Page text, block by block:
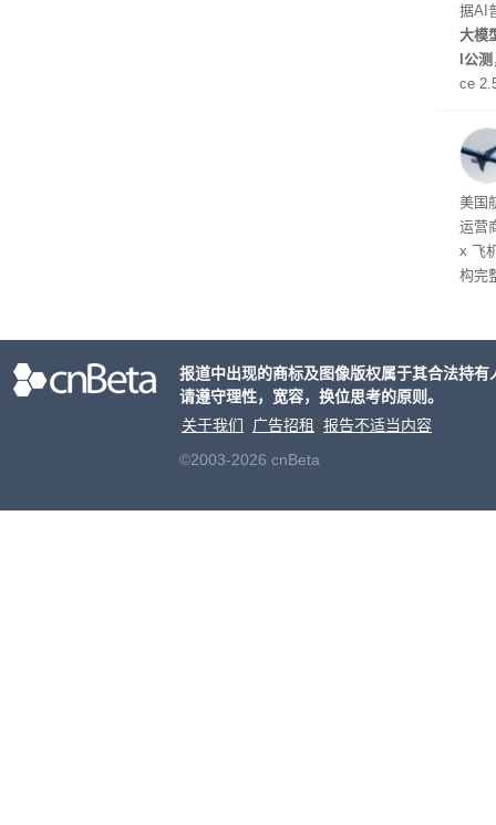
据AI
大模
I公
ce
万
出分
在
美国
运营
x 飞
构完
报道中出现的商标及图像版权属于其合法持
请遵守理性，宽容，换位思考的原则。
关于我们
广告招租
报告不适当内容
©2003-2026 cnBeta